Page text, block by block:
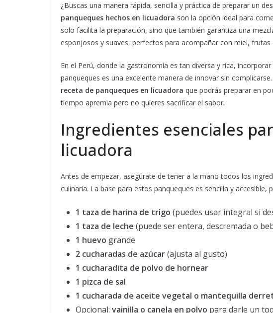
¿Buscas una manera rápida, sencilla y práctica de preparar un
panqueques hechos en licuadora son la opción ideal para
solo facilita la preparación, sino que también garantiza una
esponjosos y suaves, perfectos para acompañar con miel,
En el Perú, donde la gastronomía es tan diversa y rica,
panqueques es una excelente manera de innovar sin
receta de panqueques en licuadora que podrás preparar en
tiempo apremia pero no quieres sacrificar el sabor.
Ingredientes esenciales
licuadora
Antes de empezar, asegúrate de tener a la mano todos los
culinaria. La base para estos panqueques es sencilla y accesible,
1 taza de harina de trigo (puedes usar integral si
1 taza de leche (puede ser entera, descremada o
1 huevo grande
2 cucharadas de azúcar(ajusta al gusto)
1 cucharadita de polvo de hornear
1 pizca de sal
1 cucharada de aceite vegetal o mantequilla
Opcional: vainilla o canela en polvo para darle un